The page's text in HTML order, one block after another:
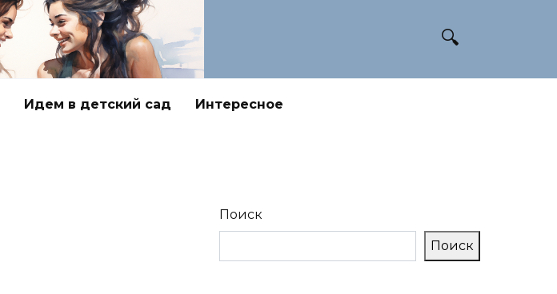
Идем в детский сад Интересное
Поиск
Поиск